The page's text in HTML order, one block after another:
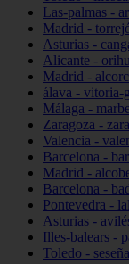
Las-palmas -
Madrid -
Asturias -
Alicante -
Madrid -
álava - vitoria-
Málaga -
Zaragoza -
Valencia -
Barcelona -
Madrid -
Barcelona -
Pontevedra -
Asturias -
Illes-balears -
Toledo - seseña